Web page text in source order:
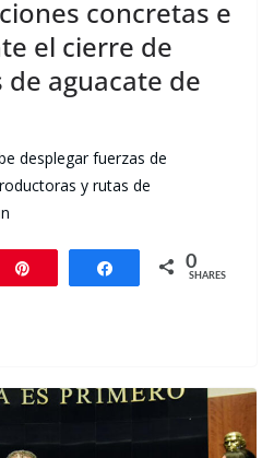
concretas e
el cierre de
aguacate de
desplegar fuerzas de
y rutas de
Share 0
SHARES